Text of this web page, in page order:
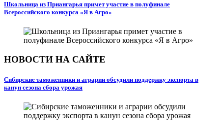
Школьница из Приангарья примет участие в полуфинале
Всероссийского конкурса «Я в Агро»
НОВОСТИ НА САЙТЕ
Сибирские таможенники и аграрии обсудили поддержку экспорта в
канун сезона сбора урожая